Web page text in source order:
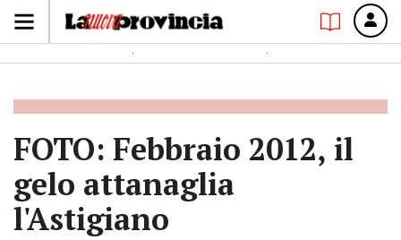
FOTO: Febbraio 2012, il
gelo attanaglia
l'Astigiano